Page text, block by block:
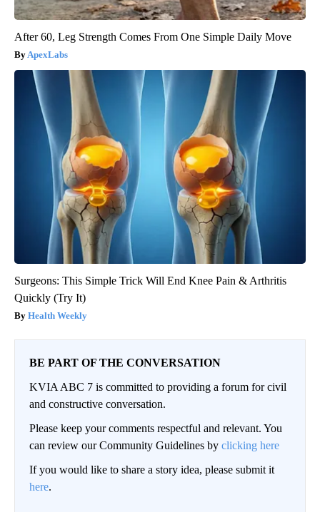
After 60, Leg Strength Comes From One Simple Daily Move
ApexLabs
Surgeons: This Simple Trick Will End Knee Pain & Arthritis
Quickly (Try It)
Health Weekly
BE PART OF THE CONVERSATION
KVIA ABC 7 is committed to providing a forum for civil
and constructive conversation.
Please keep your comments respectful and relevant. You
can review our Community Guidelines by clicking here
If you would like to share a story idea, please submit it
here.